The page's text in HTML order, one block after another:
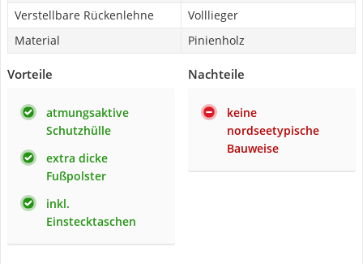
Verstellbare Rückenlehne
Volllieger
Material
Pinienholz
Vorteile
atmungsaktive
Schutzhülle
extra dicke
Fußpolster
inkl.
Einstecktaschen
Nachteile
keine
nordseetypische
Bauweise